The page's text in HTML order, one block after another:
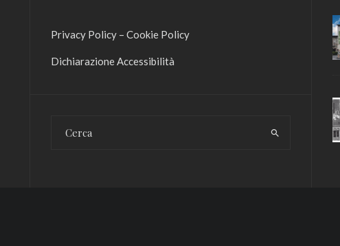
Privacy Policy – Cookie Policy
Dichiarazione Accessibilità